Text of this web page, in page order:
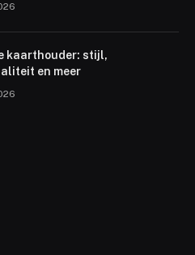
kaarthouder: stijl,
en meer